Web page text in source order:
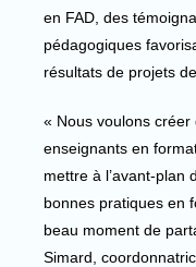
en FAD, des
pédagogiques
résultats de projets
« Nous voulons créer
enseignants en
mettre à l’avant-plan
bonnes pratiques en
beau moment de
Simard,